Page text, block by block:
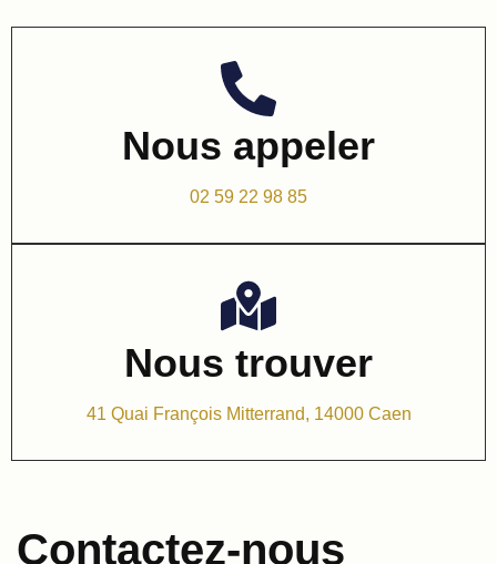
Nous appeler
02 59 22 98 85
Nous trouver
41 Quai François Mitterrand, 14000 Caen
Contactez-nous